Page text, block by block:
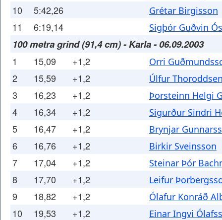
10 5:42,26 Grétar Birgisson
11 6:19,14 Sigþór Guðvin
100 metra grind (91,4 cm) - Karla - 06.09.2003
1 15,09 +1,2 Orri
2 15,59 +1,2 Úlfur
3 16,23 +1,2 Þorsteinn Helgi
4 16,34 +1,2 Sigurður Sindri
5 16,47 +1,2 Brynjar
6 16,76 +1,2 Birkir Sveinsson
7 17,04 +1,2 Steinar Þór
8 17,70 +1,2 Leifur
9 18,82 +1,2 Ólafur Konráð
10 19,53 +1,2 Einar Ingvi